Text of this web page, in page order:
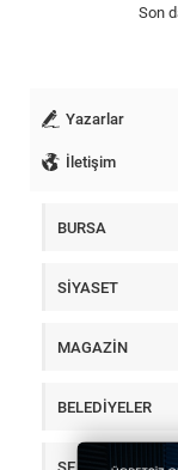
Son
Yazarlar
İletişim
BURSA
SİYASET
MAGAZİN
BELEDİYELER